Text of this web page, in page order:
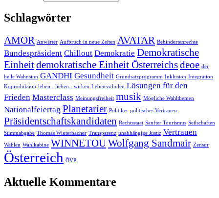
Schlagwörter
AMOR Anwärter Aufbruch in neue Zeiten AVATAR Behindertenrechte
Bundespräsident Chillout Demokratie Demokratische
Einheitdemokratische Einheit Österreichsdeoe der
helle Wahnsinn GANDHI Gesundheit Grundsatzprogramm Inklusion Integration
Koproduktion leben - lieben - wirken Lebensschulen Lösungen für den
Frieden Masterclass Meinungsfreiheit musik Mögliche Wahlthemen
Nationalfeiertag Planetarier Politiker politisches Vertrauen
Präsidentschaftskandidaten Rechtsstaat Sanfter Tourismus Seilschaften
Stimmabgabe Thomas Winterbacher Transparenz unabhängige Justiz Vertrauen
Wahlen Wahlkabine WINNETOUWolfgang Sandmair Zensur
Österreich ÖVP
Aktuelle Kommentare